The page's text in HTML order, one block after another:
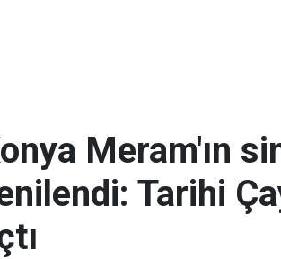
Meram'ın
Tarihi